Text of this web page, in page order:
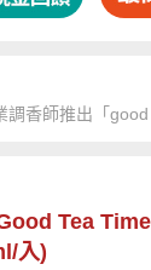
調香師推出「
Tea
入)